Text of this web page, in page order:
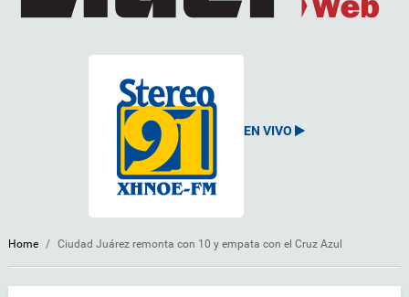
EN VIVO
Home / Ciudad Juárez remonta con 10 y empata con el Cruz Azul